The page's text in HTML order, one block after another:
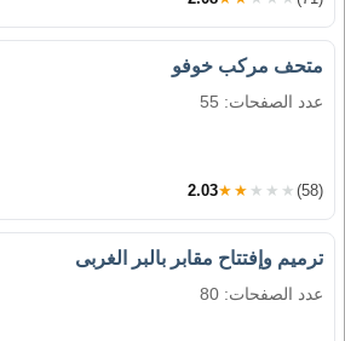
متحف مركب خوفو
عدد الصفحات: 55
2.03★★★★★ (58)
ترميم وإفتتاح مقابر بالبر الغربى
عدد الصفحات: 80